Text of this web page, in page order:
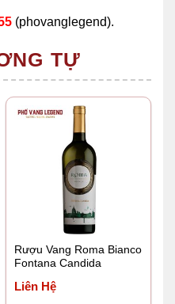
(phovanglegend).
TỰ
Rượu Vang Roma Bianco
Fontana Candida
Liên Hệ